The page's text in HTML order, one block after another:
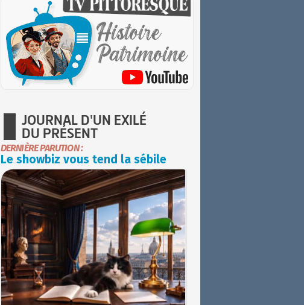
JOURNAL D'UN EXILÉ
DU PRÉSENT
DERNIÈRE PARUTION :
Le showbiz vous tend la sébile